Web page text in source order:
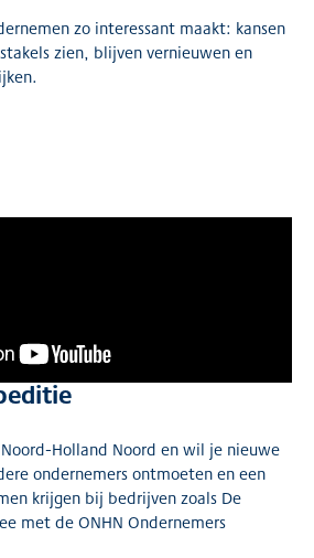
zo interessant maakt: kansen
zien, blijven vernieuwen en
Holland Noord en wil je nieuwe
ondernemers ontmoeten en een
krijgen bij bedrijven zoals De
met de ONHN Ondernemers